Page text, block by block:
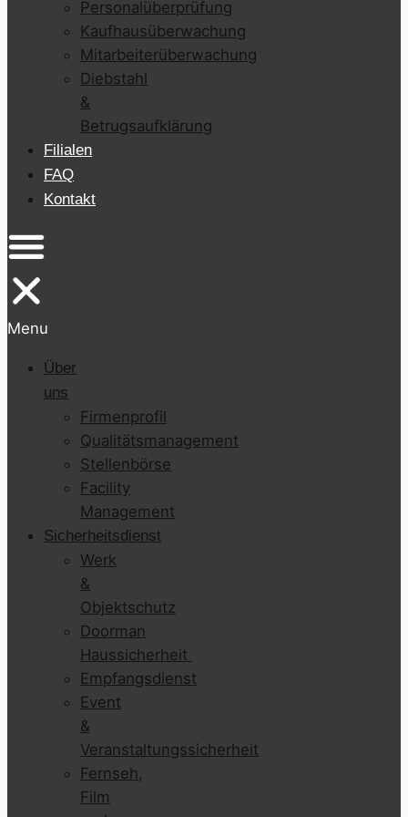
Personalüberprüfung
Kaufhausüberwachung
Mitarbeiterüberwachung
Diebstahl
&
Betrugsaufklärung
Filialen
FAQ
Kontakt
Menu
Über
uns
Firmenprofil
Qualitätsmanagement
Stellenbörse
Facility
Management
Sicherheitsdienst
Werk
&
Objektschutz
Doorman
Haussicherheit
Empfangsdienst
Event
&
Veranstaltungssicherheit
Fernseh,
Film